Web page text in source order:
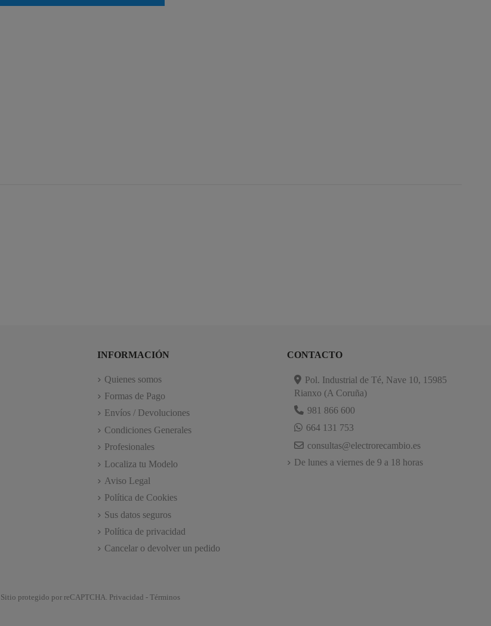
INFORMACIÓN
Quienes somos
Formas de Pago
Envíos / Devoluciones
Condiciones Generales
Profesionales
Localiza tu Modelo
Aviso Legal
Política de Cookies
Sus datos seguros
Política de privacidad
Cancelar o devolver un pedido
CONTACTO
Pol. Industrial de Té, Nave 10, 15985
Rianxo (A Coruña)
981 866 600
664 131 753
consultas@electrorecambio.es
De lunes a viernes de 9 a 18 horas
Sitio protegido por reCAPTCHA. Privacidad - Términos